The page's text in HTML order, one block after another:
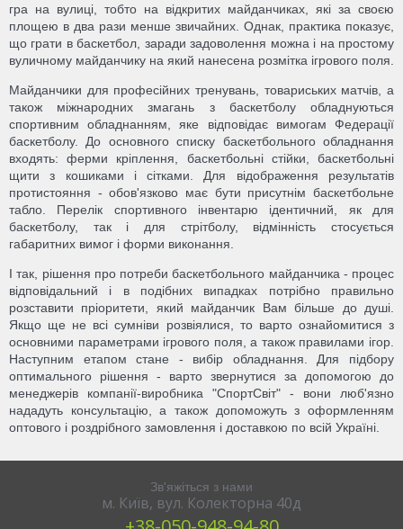
гра на вулиці, тобто на відкритих майданчиках, які за своєю
площею в два рази менше звичайних. Однак, практика показує,
що грати в баскетбол, заради задоволення можна і на простому
вуличному майданчику на який нанесена розмітка ігрового поля.
Майданчики для професійних тренувань, товариських матчів, а
також міжнародних змагань з баскетболу обладнуються
спортивним обладнанням, яке відповідає вимогам Федерації
баскетболу. До основного списку баскетбольного обладнання
входять: ферми кріплення, баскетбольні стійки, баскетбольні
щити з кошиками і сітками. Для відображення результатів
протистояння - обов'язково має бути присутнім баскетбольне
табло. Перелік спортивного інвентарю ідентичний, як для
баскетболу, так і для стрітболу, відмінність стосується
габаритних вимог і форми виконання.
І так, рішення про потреби баскетбольного майданчика - процес
відповідальний і в подібних випадках потрібно правильно
розставити пріоритети, який майданчик Вам більше до душі.
Якщо ще не всі сумніви розвіялися, то варто ознайомитися з
основними параметрами ігрового поля, а також правилами ігор.
Наступним етапом стане - вибір обладнання. Для підбору
оптимального рішення - варто звернутися за допомогою до
менеджерів компанії-виробника "СпортСвіт" - вони люб'язно
нададуть консультацію, а також допоможуть з оформленням
оптового і роздрібного замовлення і доставкою по всій Україні.
Зв'яжіться з нами
м. Київ, вул. Колекторна 40д